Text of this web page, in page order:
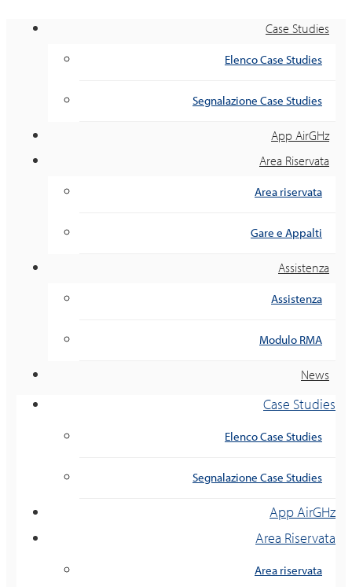
Case Studies
Elenco Case Studies
Segnalazione Case Studies
App AirGHz
Area Riservata
Area riservata
Gare e Appalti
Assistenza
Assistenza
Modulo RMA
News
Case Studies
Elenco Case Studies
Segnalazione Case Studies
App AirGHz
Area Riservata
Area riservata